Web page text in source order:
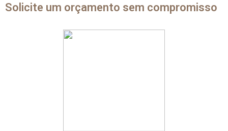
Solicite um orçamento sem compromisso